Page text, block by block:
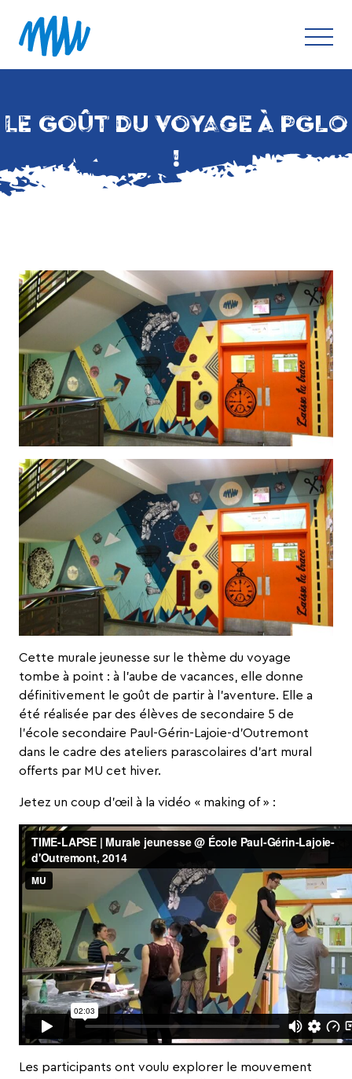
LE GOÛT DU VOYAGE À PGLO
!
Cette murale jeunesse sur le thème du voyage
tombe à point : à l’aube de vacances, elle donne
définitivement le goût de partir à l’aventure. Elle a
été réalisée par des élèves de secondaire 5 de
l’école secondaire Paul-Gérin-Lajoie-d’Outremont
dans le cadre des ateliers parascolaires d’art mural
offerts par MU cet hiver.
Jetez un coup d’œil à la vidéo « making of » :
Les participants ont voulu explorer le mouvement